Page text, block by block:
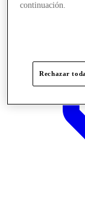
continuación.
Rechazar